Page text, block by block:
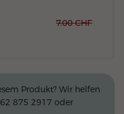
7.00 CHF
Produkt? Wir helfen
875 2917 oder